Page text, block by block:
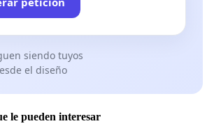
siendo tuyos
el diseño
le pueden interesar